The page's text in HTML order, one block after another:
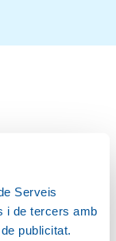
Serveis
i de tercers amb
publicitat.